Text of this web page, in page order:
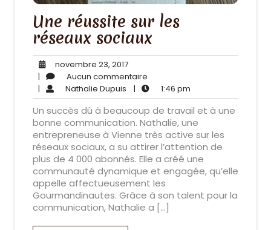
Une réussite sur les
réseaux sociaux
novembre 23, 2017novembre
23,
2017
| Aucun commentaire
commentaire
| Nathalie Dupuis Nathalie
Dupuis
| 1:46 pm
pm
Un succès dû à beaucoup de travail et à une
bonne communication. Nathalie, une
entrepreneuse à Vienne très active sur les
réseaux sociaux, a su attirer l’attention de
plus de 4 000 abonnés. Elle a créé une
communauté dynamique et engagée, qu’elle
appelle affectueusement les
Gourmandinautes. Grâce à son talent pour la
communication, Nathalie a […]